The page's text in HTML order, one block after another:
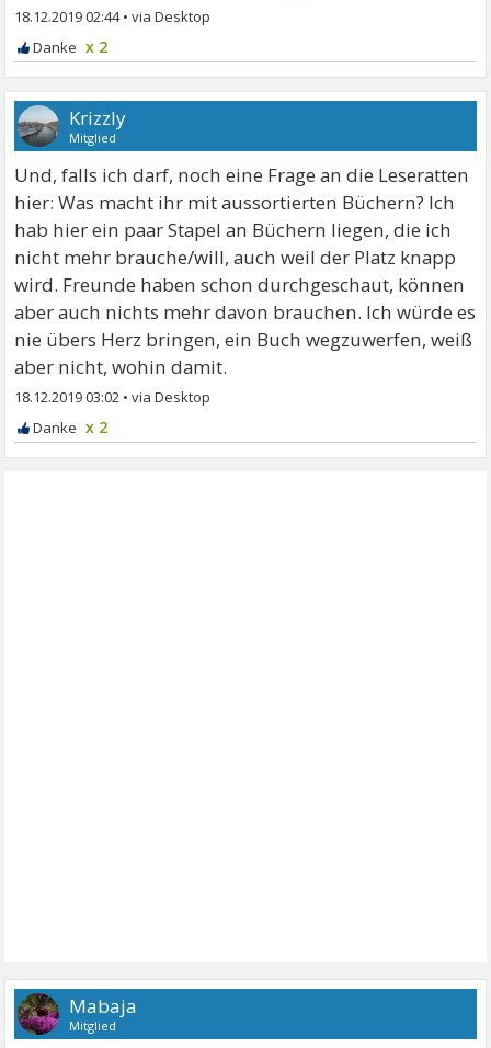
18.12.2019 02:44•
x 2
Krizzly
Mitglied
Und, falls ich darf, noch eine Frage an die Leseratten
hier: Was macht ihr mit aussortierten Büchern? Ich
hab hier ein paar Stapel an Büchern liegen, die ich
nicht mehr brauche/will, auch weil der Platz knapp
wird. Freunde haben schon durchgeschaut, können
aber auch nichts mehr davon brauchen. Ich würde es
nie übers Herz bringen, ein Buch wegzuwerfen, weiß
aber nicht, wohin damit.
18.12.2019 03:02 •
x 2
Mabaja
Mitglied